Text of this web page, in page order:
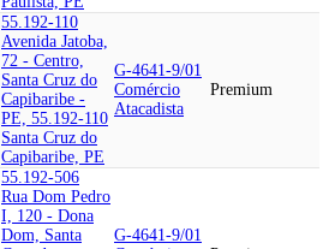
55.192-110
Avenida Jatoba,
72 - Centro,
Santa Cruz do
Capibaribe -
PE, 55.192-110
Santa Cruz do
Capibaribe, PE
G-4641-9/01
Comércio
Atacadista
Premium
55.192-506
Rua Dom Pedro
I, 120 - Dona
Dom, Santa
G-4641-9/01